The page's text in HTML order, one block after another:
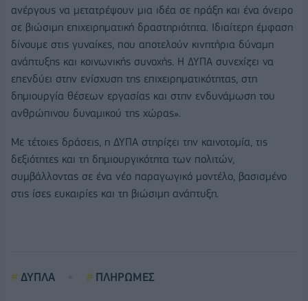
ανέργους να μετατρέψουν μια ιδέα σε πράξη και ένα όνειρο
σε βιώσιμη επιχειρηματική δραστηριότητα. Ιδιαίτερη έμφαση
δίνουμε στις γυναίκες, που αποτελούν κινητήρια δύναμη
ανάπτυξης και κοινωνικής συνοχής. Η ΔΥΠΑ συνεχίζει να
επενδύει στην ενίσχυση της επιχειρηματικότητας, στη
δημιουργία θέσεων εργασίας και στην ενδυνάμωση του
ανθρώπινου δυναμικού της χώρας».
Με τέτοιες δράσεις, η ΔΥΠΑ στηρίζει την καινοτομία, τις
δεξιότητες και τη δημιουργικότητα των πολιτών,
συμβάλλοντας σε ένα νέο παραγωγικό μοντέλο, βασισμένο
στις ίσες ευκαιρίες και τη βιώσιμη ανάπτυξη.
ΔΥΠΛΑ ΠΛΗΡΩΜΕΣ